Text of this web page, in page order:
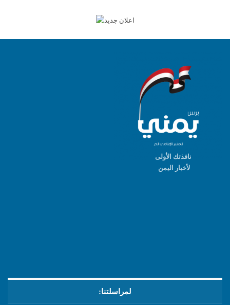
نافذتك الأولى
لأخبار اليمن
لمراسلتنا: